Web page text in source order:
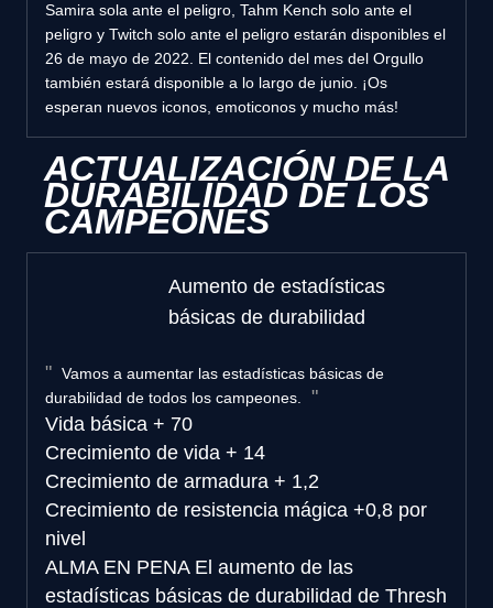
Samira sola ante el peligro, Tahm Kench solo ante el
peligro y Twitch solo ante el peligro estarán disponibles el
26 de mayo de 2022. El contenido del mes del Orgullo
también estará disponible a lo largo de junio. ¡Os
esperan nuevos iconos, emoticonos y mucho más!
ACTUALIZACIÓN DE LA
DURABILIDAD DE LOS
CAMPEONES
Aumento de estadísticas
básicas de durabilidad
Vamos a aumentar las estadísticas básicas de
durabilidad de todos los campeones.
Vida básica + 70
Crecimiento de vida + 14
Crecimiento de armadura + 1,2
Crecimiento de resistencia mágica +0,8 por
nivel
ALMA EN PENA El aumento de las
estadísticas básicas de durabilidad de Thresh